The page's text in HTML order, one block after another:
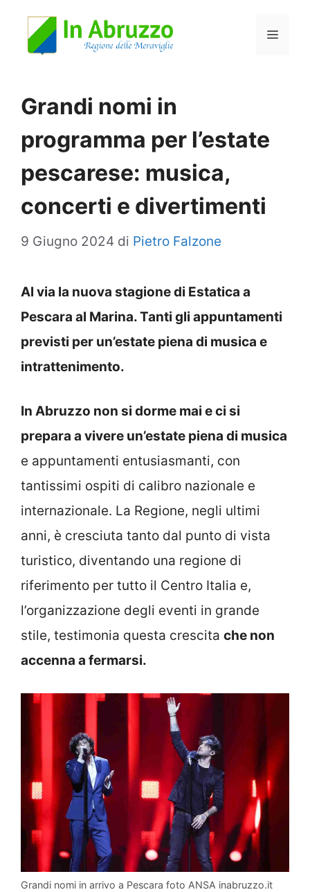
Menu
Grandi nomi in
programma per l’estate
pescarese: musica,
concerti e divertimenti
9 Giugno 2024 di Pietro Falzone
Al via la nuova stagione di Estatica a
Pescara al Marina. Tanti gli appuntamenti
previsti per un’estate piena di musica e
intrattenimento.
In Abruzzo non si dorme mai e ci si
prepara a vivere un’estate piena di musica
e appuntamenti entusiasmanti, con
tantissimi ospiti di calibro nazionale e
internazionale. La Regione, negli ultimi
anni, è cresciuta tanto dal punto di vista
turistico, diventando una regione di
riferimento per tutto il Centro Italia e,
l’organizzazione degli eventi in grande
stile, testimonia questa crescita che non
accenna a fermarsi.
Grandi nomi in arrivo a Pescara foto ANSA inabruzzo.it